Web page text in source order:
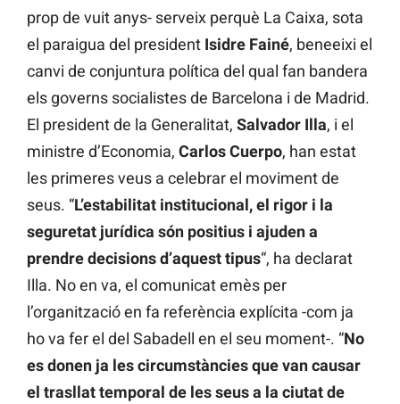
prop de vuit anys- serveix perquè La Caixa, sota
el paraigua del president Isidre Fainé, beneeixi el
canvi de conjuntura política del qual fan bandera
els governs socialistes de Barcelona i de Madrid.
El president de la Generalitat, Salvador Illa, i el
ministre d’Economia, CarlosCuerpo, han estat
les primeres veus a celebrar el moviment de
seus. “L’estabilitat institucional, el rigor i la
seguretat jurídica són positius i ajuden a
prendre decisions d’aquest tipus“, ha declarat
Illa. No en va, el comunicat emès per
l’organització en fa referència explícita -com ja
ho va fer el del Sabadell en el seu moment-. “No
es donen ja les circumstàncies que van causar
el trasllat temporal de les seus a la ciutat de